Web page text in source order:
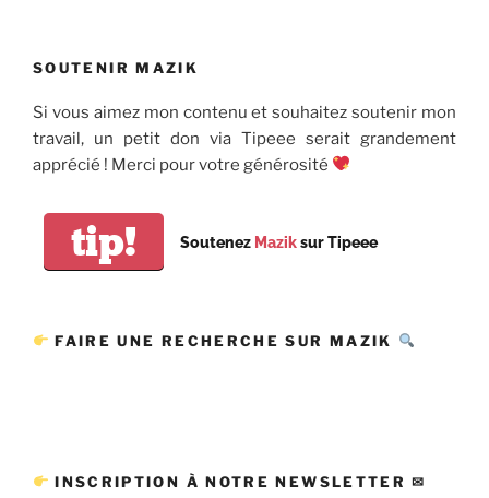
SOUTENIR MAZIK
Si vous aimez mon contenu et souhaitez soutenir mon
travail, un petit don via Tipeee serait grandement
apprécié ! Merci pour votre générosité
tip! Soutenez Maziksur Tipeee
FAIRE UNE RECHERCHE SUR MAZIK
INSCRIPTION À NOTRE NEWSLETTER ✉